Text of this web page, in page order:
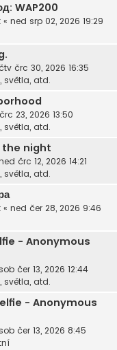
WAP200
« ned srp 02, 2026 19:29
črc 30, 2026 16:35
světla, atd.
23, 2026 13:50
světla, atd.
the night
črc 12, 2026 14:21
světla, atd.
« ned čer 28, 2026 9:46
- Anonymous
sob čer 13, 2026 12:44
světla, atd.
- Anonymous
sob čer 13, 2026 8:45